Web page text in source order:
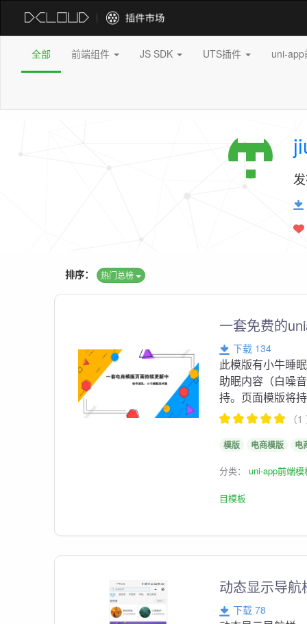
全部 前端组件 JS SDK UTS插件 uni-
排序： 热门总榜
一套免费的
下载 134
此模版有小牛睡
助眠内容（白噪
持。页面模版将
（
模版 电商模版 电
分类：uni-app前端模
目模板
动态显示导航
下载 78